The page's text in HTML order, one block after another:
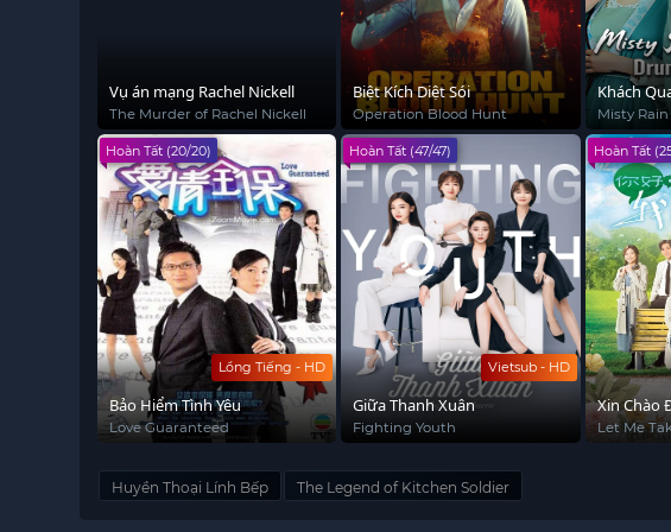
Vụ án mạng Rachel Nickell
The Murder of Rachel Nickell
Biệt Kích Diệt Sói
Operation Blood Hunt
Khách
Misty
Shaoxing
Lồng Tiếng - HD
Hoàn Tất (20/20)
Bảo Hiểm Tình Yêu
Love Guaranteed
Vietsub - HD
Hoàn Tất (47/47)
Giữa Thanh Xuân
Fighting Youth
Hoàn Tất
Xin Chào
Let Me
Huyền Thoại Lính Bếp The Legend of Kitchen Soldier